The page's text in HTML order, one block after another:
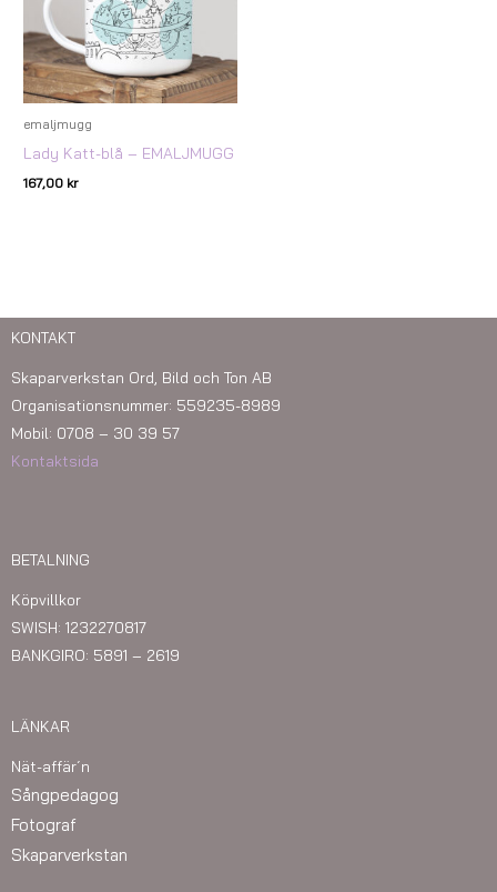
emaljmugg
Lady Katt-blå – EMALJMUGG
167,00 kr
KONTAKT
Skaparverkstan Ord, Bild och Ton AB
Organisationsnummer: 559235-8989
Mobil: 0708 – 30 39 57
Kontaktsida
BETALNING
Köpvillkor
SWISH: 1232270817
BANKGIRO: 5891 – 2619
LÄNKAR
Nät-affär´n
Sångpedagog
Fotograf
Skaparverkstan